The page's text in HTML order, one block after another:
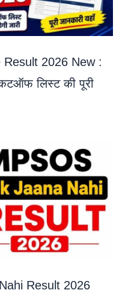
2026 New :
लिस्ट की पूरी
Result 2026